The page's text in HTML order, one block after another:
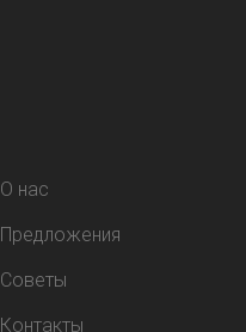
О нас
Предложения
Советы
Контакты